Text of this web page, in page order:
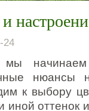
24
мы
нюансы
к выбору
иной оттенок